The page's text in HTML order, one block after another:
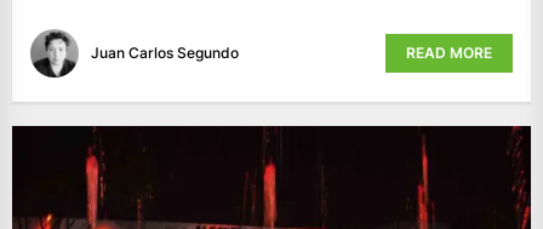
Juan Carlos Segundo READ MORE